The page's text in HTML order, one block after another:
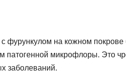
фурункулом на кожном покрове
патогенной микрофлоры. Это
заболеваний.